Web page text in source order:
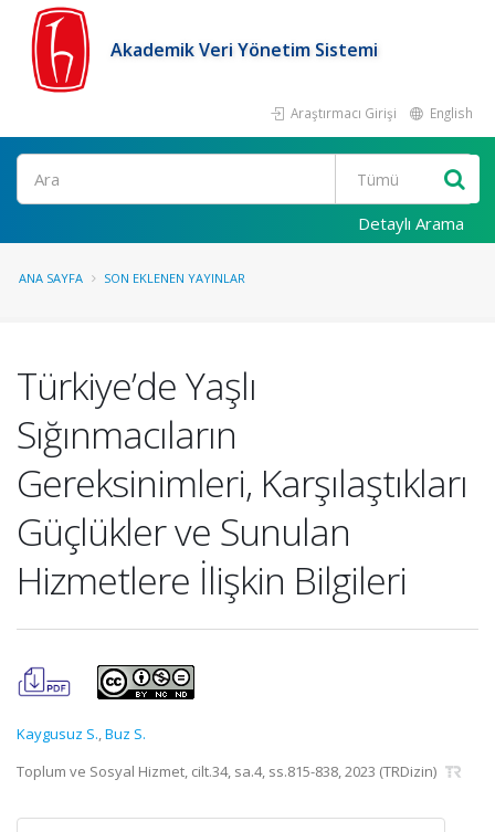
Akademik Veri Yönetim Sistemi
Araştırmacı Girişi English
Ara
Detaylı Arama
ANA SAYFA SON EKLENEN YAYINLAR
Türkiye’de Yaşlı
Sığınmacıların
Gereksinimleri, Karşılaştıkları
Güçlükler ve Sunulan
Hizmetlere İlişkin Bilgileri
Kaygusuz S.,Buz S.
Toplum ve Sosyal Hizmet, cilt.34, sa.4, ss.815-838, 2023 (TRDizin)